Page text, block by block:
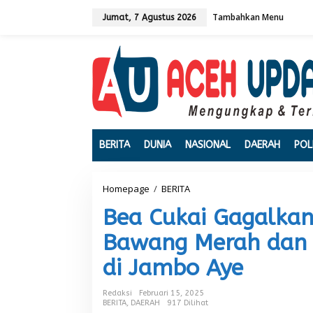
Jumat, 7 Agustus 2026 Tambahkan Menu
BERITA DUNIA NASIONAL DAERAH
Homepage / BERITA
a
C
a
i
G
a
Bea Cukai
Bawang Merah
di Jambo Aye
Redaksi
Februari 15, 2025
BERITA, DAERAH 917 Dilihat